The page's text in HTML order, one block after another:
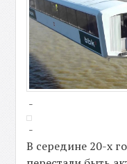
-
-
В середине 20-х